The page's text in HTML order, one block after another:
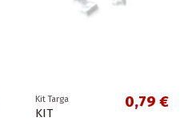
Kit Targa
KIT
0,79 €